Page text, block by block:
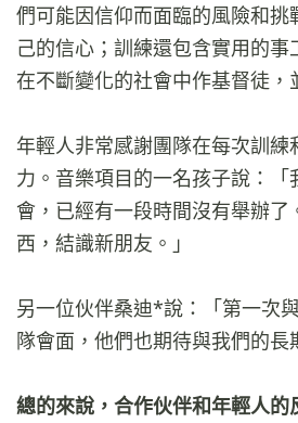
們可能因信仰而面臨的風險和挑
己的信心；訓練還包含實用的事
在不斷變化的社會中作基督徒，
年輕人非常感謝團隊在每次訓練
力。音樂項目的一名孩子說：「
會，已經有一段時間沒有舉辦了
西，結識新朋友。」
另一位伙伴桑迪*說：「第一次
隊會面，他們也期待與我們的長
總的來說，合作伙伴和年輕人的